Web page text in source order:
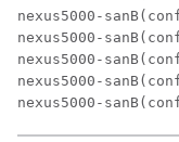
nexus5000-
nexus5000-
nexus5000-
nexus5000-
nexus5000-